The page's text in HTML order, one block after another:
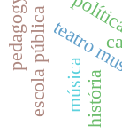
teatro
história
escola pública música
pedagogy